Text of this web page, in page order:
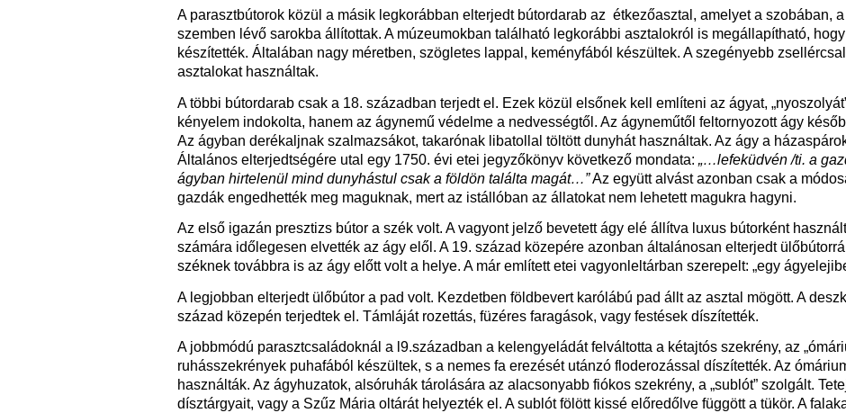
A parasztbútorok közül a másik legkorábban elterjedt bútordarab az étkezőasztal, amelyet a szobában, a
szemben lévő sarokba állítottak. A múzeumokban található legkorábbi asztalokról is megállapítható,
készítették. Általában nagy méretben, szögletes lappal, keményfából készültek. A szegényebb
asztalokat használtak.
A többi bútordarab csak a 18. században terjedt el. Ezek közül elsőnek kell említeni az ágyat,
kényelem indokolta, hanem az ágynemű védelme a nedvességtől. Az ágyneműtől feltornyozott ágy
Az ágyban derékaljnak szalmazsákot, takarónak libatollal töltött dunyhát használtak. Az ágy a
Általános elterjedtségére utal egy 1750. évi etei jegyzőkönyv következő mondata: „…lefeküdvén /ti. a
ágyban hirtelenül mind dunyhástul csak a földön találta magát…”Az együtt alvást azonban csak a
gazdák engedhették meg maguknak, mert az istállóban az állatokat nem lehetett magukra hagyni.
Az első igazán presztizs bútor a szék volt. A vagyont jelző bevetett ágy elé állítva luxus bútorként
számára időlegesen elvették az ágy elől. A 19. század közepére azonban általánosan elterjedt
széknek továbbra is az ágy előtt volt a helye. A már említett etei vagyonleltárban szerepelt: „egy
A legjobban elterjedt ülőbútor a pad volt. Kezdetben földbevert karólábú pad állt az asztal mögött. A
század közepén terjedtek el. Támláját rozettás, füzéres faragások, vagy festések díszítették.
A jobbmódú parasztcsaládoknál a l9.században a kelengyeládát felváltotta a kétajtós szekrény, az
ruhásszekrények puhafából készültek, s a nemes fa erezését utánzó floderozással díszítették. Az
használták. Az ágyhuzatok, alsóruhák tárolására az alacsonyabb fiókos szekrény, a „sublót” szolgált.
dísztárgyait, vagy a Szűz Mária oltárát helyezték el. A sublót fölött kissé előredőlve függött a tükör. A